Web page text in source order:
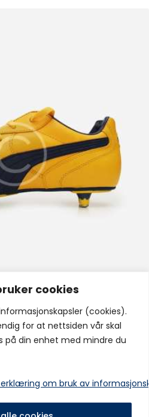
cookies
(cookies).
for at nettsiden vår skal
på din enhet med mindre du
om bruk av
,uniform
Training Shoes
– $145.00